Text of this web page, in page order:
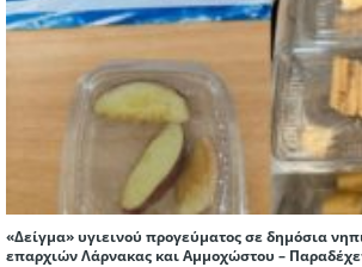
«Δείγμα» υγιεινού προγεύματος σε δημόσια
επαρχιών Λάρνακας και Αμμοχώστου –